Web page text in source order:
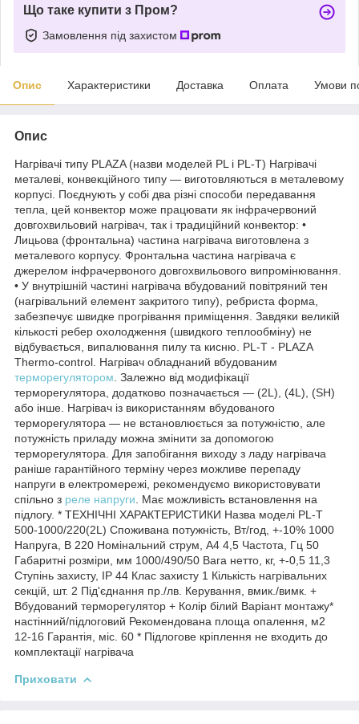
Що таке купити з Пром?
Замовлення під захистом
Опис Характеристики Доставка Оплата Умови
Опис
Нагрівачі типу PLAZA (назви моделей PL і PL-T) Нагрівачі
металеві, конвекційного типу — виготовляються в металевому
корпусі. Поєднують у собі два різні способи передавання
тепла, цей конвектор може працювати як інфрачервоний
довгохвильовий нагрівач, так і традиційний конвектор: •
Лицьова (фронтальна) частина нагрівача виготовлена з
металевого корпусу. Фронтальна частина нагрівача є
джерелом інфрачервоного довгохвильового випромінювання.
• У внутрішній частині нагрівача вбудований повітряний тен
(нагрівальний елемент закритого типу), ребриста форма,
забезпечує швидке прогрівання приміщення. Завдяки великій
кількості ребер охолодження (швидкого теплообміну) не
відбувається, випалювання пилу та кисню. PL-T - PLAZA
Thermo-control. Нагрівач обладнаний вбудованим
терморегулятором . Залежно від модифікації
терморегулятора, додатково позначається — (2L), (4L), (SH)
або інше. Нагрівач із використанням вбудованого
терморегулятора — не встановлюється за потужністю, але
потужність приладу можна змінити за допомогою
терморегулятора. Для запобігання виходу з ладу нагрівача
раніше гарантійного терміну через можливе перепаду
напруги в електромережі, рекомендуємо використовувати
спільно з реле напруги . Має можливість встановлення на
підлогу. * ТЕХНІЧНІ ХАРАКТЕРИСТИКИ Назва моделі PL-T
500-1000/220(2L) Споживана потужність, Вт/год, +-10% 1000
Напруга, В 220 Номінальний струм, А4 4,5 Частота, Гц 50
Габаритні розміри, мм 1000/490/50 Вага нетто, кг, +-0,5 11,3
Ступінь захисту, ІР 44 Клас захисту 1 Кількість нагрівальних
секцій, шт. 2 Під'єднання пр./лв. Керування, вмик./вимк. +
Вбудований терморегулятор + Колір білий Варіант монтажу*
настінний/підлоговий Рекомендована площа опалення, м2
12-16 Гарантія, міс. 60 * Підлогове кріплення не входить до
комплектації нагрівача
Приховати